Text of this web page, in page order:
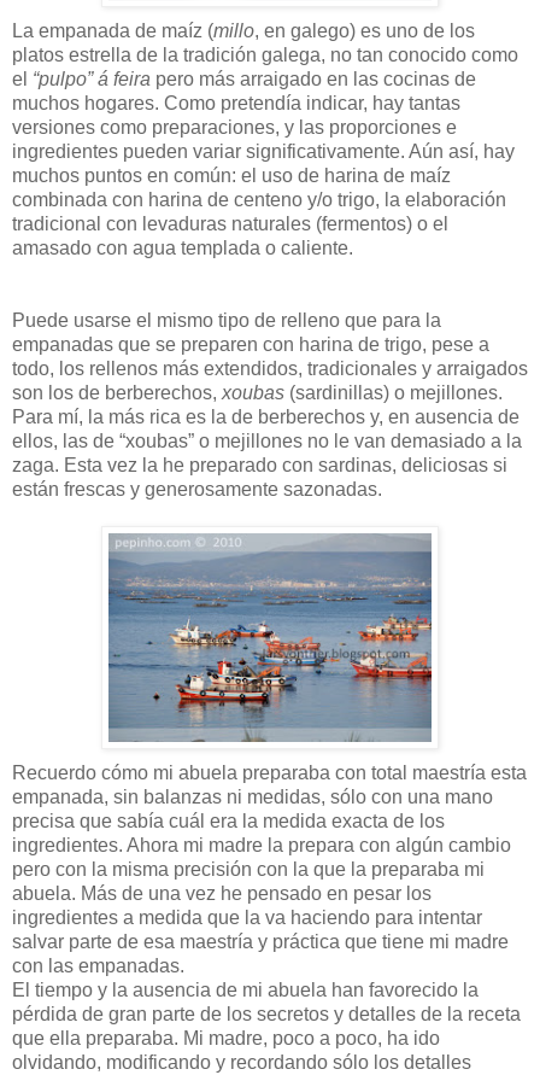
La empanada de maíz (millo, en galego) es uno de los
platos estrella de la tradición galega, no tan conocido como
el “pulpo” á feira pero más arraigado en las cocinas de
muchos hogares. Como pretendía indicar, hay tantas
versiones como preparaciones, y las proporciones e
ingredientes pueden variar significativamente. Aún así, hay
muchos puntos en común: el uso de harina de maíz
combinada con harina de centeno y/o trigo, la elaboración
tradicional con levaduras naturales (fermentos) o el
amasado con agua templada o caliente.
Puede usarse el mismo tipo de relleno que para la
empanadas que se preparen con harina de trigo, pese a
todo, los rellenos más extendidos, tradicionales y arraigados
son los de berberechos, xoubas (sardinillas) o mejillones.
Para mí, la más rica es la de berberechos y, en ausencia de
ellos, las de “xoubas” o mejillones no le van demasiado a la
zaga. Esta vez la he preparado con sardinas, deliciosas si
están frescas y generosamente sazonadas.
Recuerdo cómo mi abuela preparaba con total maestría esta
empanada, sin balanzas ni medidas, sólo con una mano
precisa que sabía cuál era la medida exacta de los
ingredientes. Ahora mi madre la prepara con algún cambio
pero con la misma precisión con la que la preparaba mi
abuela. Más de una vez he pensado en pesar los
ingredientes a medida que la va haciendo para intentar
salvar parte de esa maestría y práctica que tiene mi madre
con las empanadas.
El tiempo y la ausencia de mi abuela han favorecido la
pérdida de gran parte de los secretos y detalles de la receta
que ella preparaba. Mi madre, poco a poco, ha ido
olvidando, modificando y recordando sólo los detalles